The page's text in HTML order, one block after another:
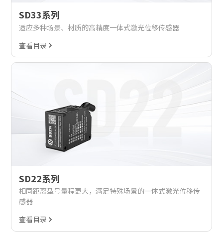
SD33系列
适应多种场景、材质的高精度一体式激光位移传感器
查看目录
SD22系列
相同距离型号量程更大，满足特殊场景的一体式激光位移传
感器
查看目录